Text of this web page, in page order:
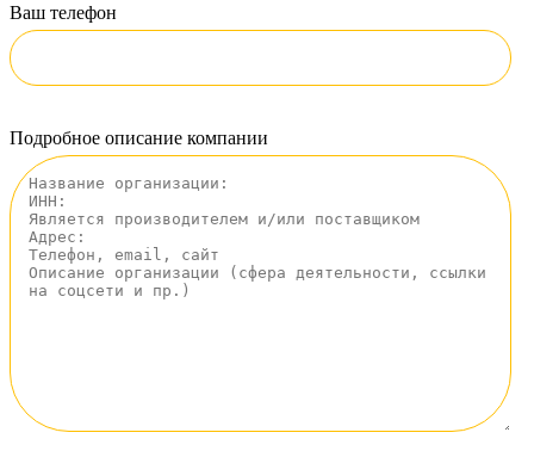
Ваш телефон
Подробное описание компании